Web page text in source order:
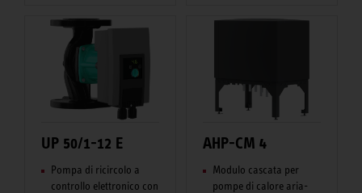
UP 50/1-12 E
Pompa di ricircolo a
controllo elettronico con
AHP-CM 4
Modulo cascata per
pompe di calore aria-